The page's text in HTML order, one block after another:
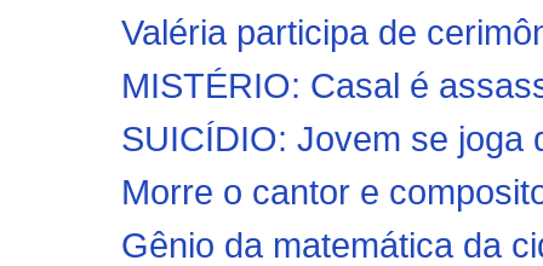
Valéria participa de
MISTÉRIO: Casal é
SUICÍDIO: Jovem se joga
Morre o cantor e
Gênio da matemática da